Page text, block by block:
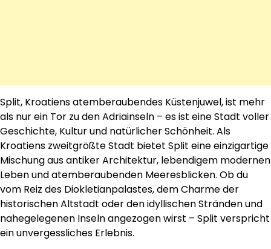
Split, Kroatiens atemberaubendes Küstenjuwel, ist mehr
als nur ein Tor zu den Adriainseln – es ist eine Stadt voller
Geschichte, Kultur und natürlicher Schönheit. Als
Kroatiens zweitgrößte Stadt bietet Split eine einzigartige
Mischung aus antiker Architektur, lebendigem modernen
Leben und atemberaubenden Meeresblicken. Ob du
vom Reiz des Diokletianpalastes, dem Charme der
historischen Altstadt oder den idyllischen Stränden und
nahegelegenen Inseln angezogen wirst – Split verspricht
ein unvergessliches Erlebnis.